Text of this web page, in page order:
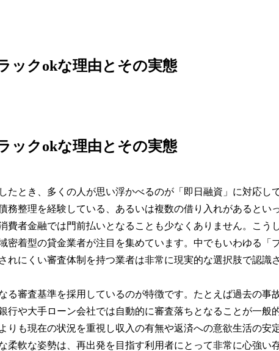
ックokな理由とその実態
ックokな理由とその実態
たとき、多くの人が思い浮かべるのが「即日融資」に対応し
務整理を経験している、あるいは複数の借り入れがあるとい
費者金融では門前払いとなることも少なくありません。こう
密着型の貸金業者が注目を集めています。中でもいわゆる「
れにくい審査体制を持つ業者は非常に現実的な選択肢で認識
る審査基準を採用しているのが特徴です。たとえば過去の事
行や大手ローン会社では自動的に審査落ちとなることが一般
りも現在の状況を重視し収入の有無や返済への意欲生活の安
柔軟な姿勢は、再出発を目指す利用者にとって非常に心強い